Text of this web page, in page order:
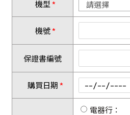
機型
機號
保證書編號
購買日期
電器行：